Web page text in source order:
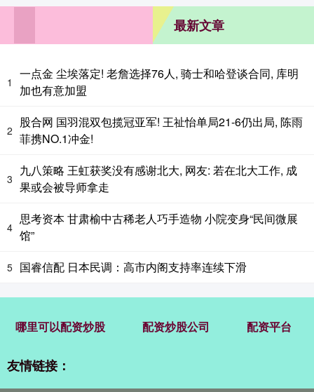
最新文章
1
一点金 尘埃落定! 老詹选择76人, 骑士和哈登谈合同, 库明
加也有意加盟
2
股合网 国羽混双包揽冠亚军! 王祉怡单局21-6仍出局, 陈雨
菲携NO.1冲金!
3
九八策略 王虹获奖没有感谢北大, 网友: 若在北大工作, 成
果或会被导师拿走
4
思考资本 甘肃榆中古稀老人巧手造物 小院变身“民间微展
馆”
5 国睿信配 日本民调：高市内阁支持率连续下滑
哪里可以配资炒股 配资炒股公司 配资平台
友情链接：